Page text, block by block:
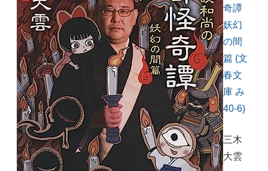
奇譚
妖幻
の間
篇 (文
春文
庫 み
40-6)
三木
大雲